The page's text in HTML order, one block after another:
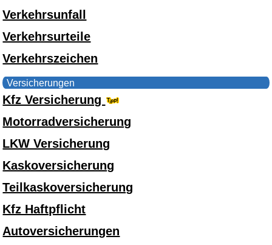
Verkehrsunfall
Verkehrsurteile
Verkehrszeichen
Versicherungen
Kfz Versicherung
Motorradversicherung
LKW Versicherung
Kaskoversicherung
Teilkaskoversicherung
Kfz Haftpflicht
Autoversicherungen